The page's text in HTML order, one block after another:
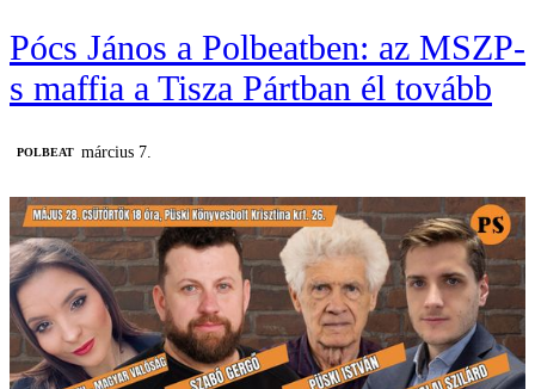
Pócs János a Polbeatben: az MSZP-
s maffia a Tisza Pártban él tovább
‎POLBEAT március 7.